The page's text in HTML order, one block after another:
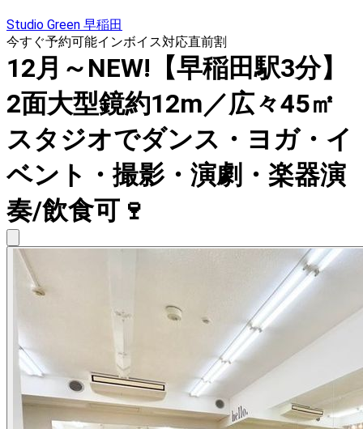
Studio Green 早稲田
今すぐ予約可能インボイス対応直前割
12月～NEW!【早稲田駅3分】
2面大型鏡約12m／広々45㎡
スタジオでダンス・ヨガ・イ
ベント・撮影・演劇・楽器演
奏/飲食可🍷